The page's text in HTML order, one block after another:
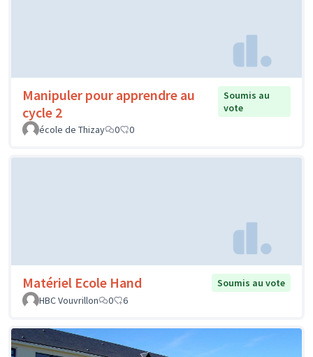
Manipuler pour apprendre au
cycle 2
Soumis au
vote
école de Thizay
0 0
Matériel Ecole Hand
Soumis au vote
HBC Vouvrillon
0 6